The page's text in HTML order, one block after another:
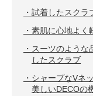
試着したスクラ
素肌に心地よく
スーツのような
したスクラブ
シャープなVネ
美しいDECOの